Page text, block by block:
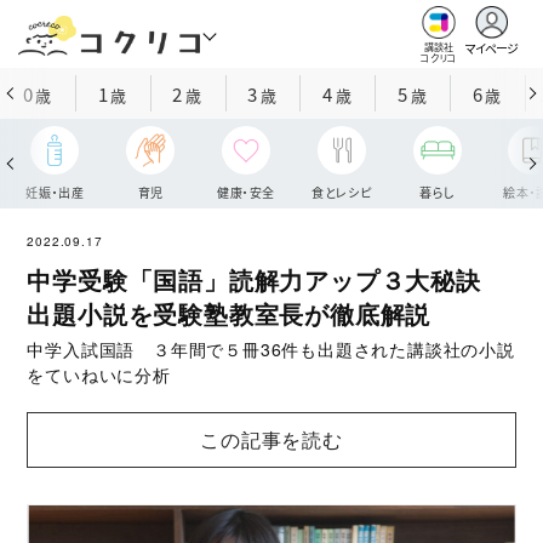
講談社
コクリコ
マイページ
0歳 1歳 2 歳 3歳 4歳 5歳 6歳
妊娠・出産 育児 健康・安全 食とレシピ 暮らし 絵本・
2022.09.17
中学受験「国語」読解力アップ３大秘訣
出題小説を受験塾教室長が徹底解説
中学入試国語 ３年間で５冊36件も出題された講談社の小説
をていねいに分析
この記事を読む